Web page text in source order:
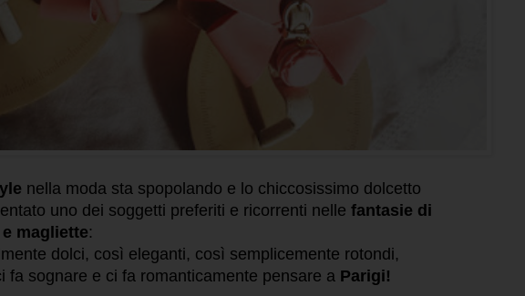
nella moda sta spopolando e lo chiccosissimo dolcetto
uno dei soggetti preferiti e ricorrenti nelle fantasie di
magliette:
dolci, così eleganti, così semplicemente rotondi,
fa sognare e ci fa romanticamente pensare a Parigi!